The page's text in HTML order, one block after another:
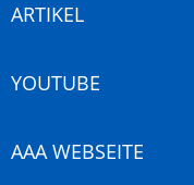
ARTIKEL
YOUTUBE
AAA WEBSEITE